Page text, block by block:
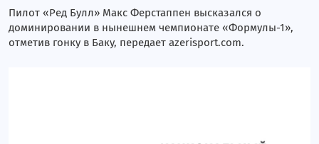
Пилот «Ред Булл» Макс Ферстаппен высказался о
доминировании в нынешнем чемпионате «Формулы-1»,
отметив гонку в Баку, передает azerisport.com.